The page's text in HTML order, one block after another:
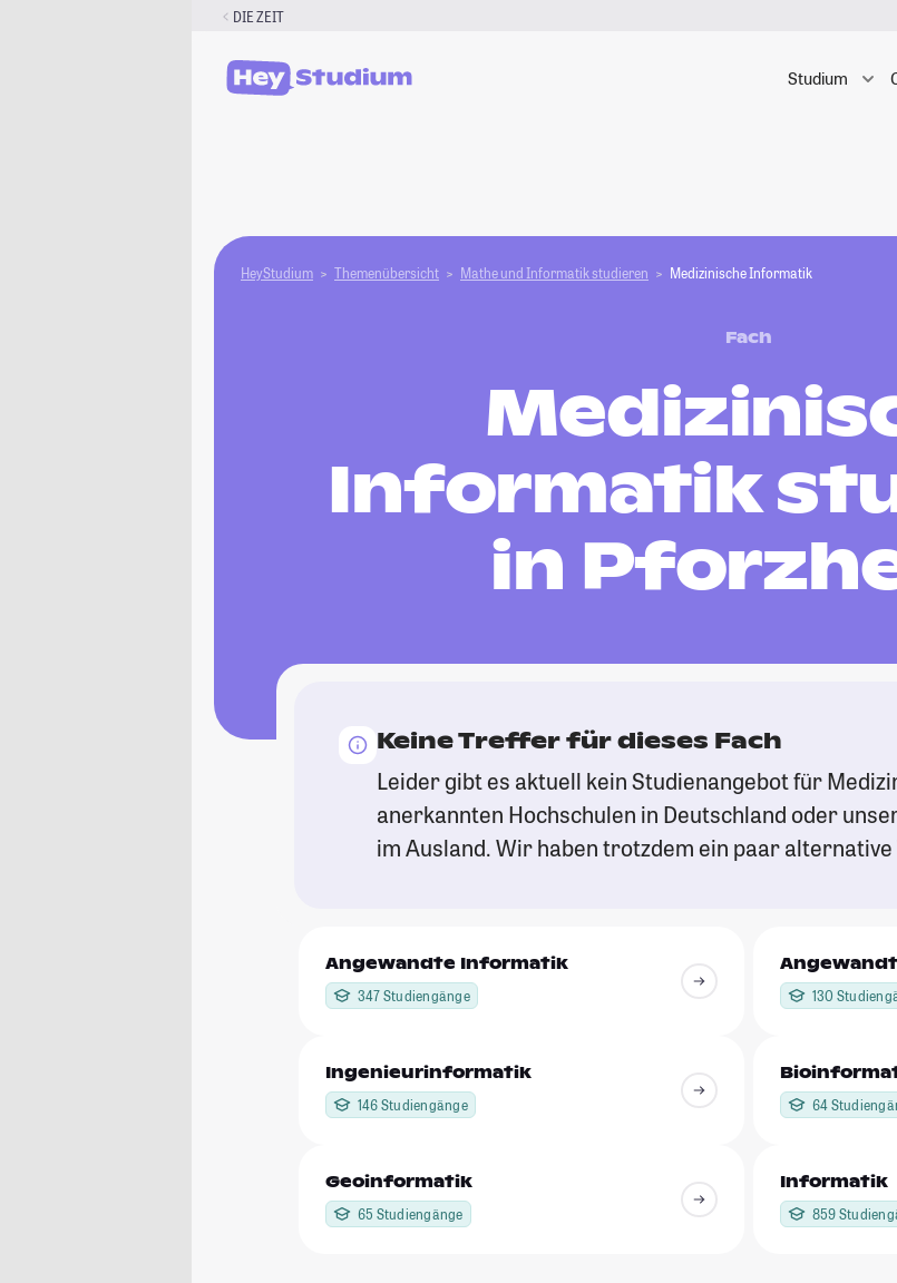
DIE ZEIT
Studium
HeyStudium Themenübersicht Mathe und Informatik studieren Medizinische Informatik
Fach
Informatik
in
Keine Treffer für dieses Fach
Leider gibt es aktuell kein Studienangebot für
anerkannten Hochschulen in Deutschland oder
im Ausland. Wir haben trotzdem ein paar
Angewandte Informatik
347 Studiengänge 130
Ingenieurinformatik
146 Studiengänge 64
Geoinformatik
65 Studiengänge
Informatik
859